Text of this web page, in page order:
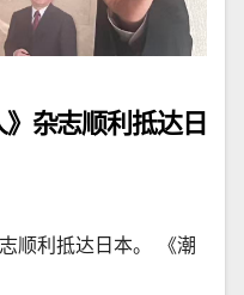
杂志顺利抵达日
顺利抵达日本。 《潮